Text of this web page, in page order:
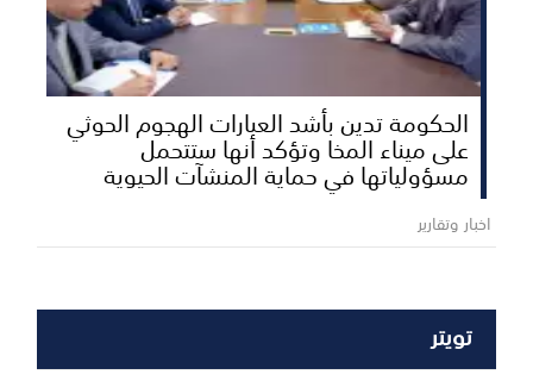
الحكومة تدين بأشد العبارات الهجوم الحوثي
على ميناء المخا وتؤكد أنها ستتحمل
مسؤولياتها في حماية المنشآت الحيوية
اخبار وتقارير
تويتر